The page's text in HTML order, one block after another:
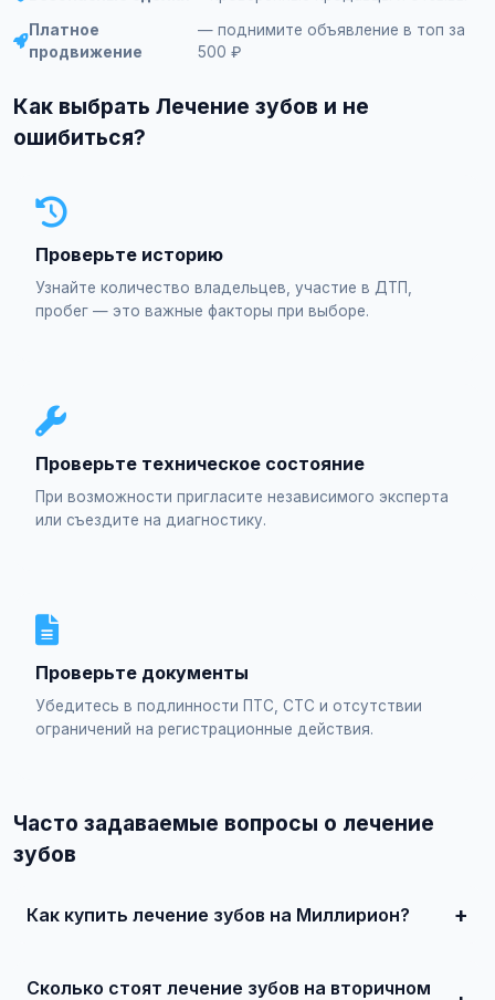
Платное
продвижение
— поднимите объявление в топ за
500 ₽
Как выбрать Лечение зубов и не
ошибиться?
Проверьте историю
Узнайте количество владельцев, участие в ДТП,
пробег — это важные факторы при выборе.
Проверьте техническое состояние
При возможности пригласите независимого эксперта
или съездите на диагностику.
Проверьте документы
Убедитесь в подлинности ПТС, СТС и отсутствии
ограничений на регистрационные действия.
Часто задаваемые вопросы о лечение
зубов
Как купить лечение зубов на Миллирион?
встрече и совершите сделку. Для дорогих автомобилей
Сколько стоят лечение зубов на вторичном